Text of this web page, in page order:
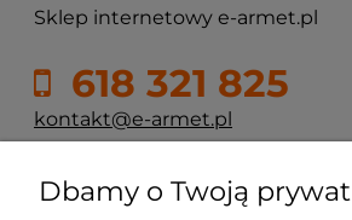
Sklep internetowy e-armet.pl
618 321 825
kontakt@e-armet.pl
ul. Reglowa 13
60-113 Poznań
Dbamy o Twoją